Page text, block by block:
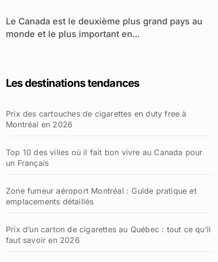
Le Canada est le deuxième plus grand pays au
monde et le plus important en...
Les destinations tendances
Prix des cartouches de cigarettes en duty free à
Montréal en 2026
Top 10 des villes où il fait bon vivre au Canada pour
un Français
Zone fumeur aéroport Montréal : Guide pratique et
emplacements détaillés
Prix d’un carton de cigarettes au Québec : tout ce qu’il
faut savoir en 2026